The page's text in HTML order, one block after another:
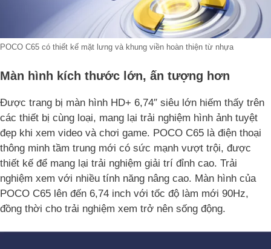
POCO C65 có thiết kế mặt lưng và khung viền hoàn thiện từ nhựa
Màn hình kích thước lớn, ấn tượng hơn
Được trang bị màn hình HD+ 6,74″ siêu lớn hiếm thấy trên
các thiết bị cùng loại, mang lại trải nghiệm hình ảnh tuyệt
đẹp khi xem video và chơi game. POCO C65 là điện thoại
thông minh tầm trung mới có sức mạnh vượt trội, được
thiết kế để mang lại trải nghiệm giải trí đỉnh cao. Trải
nghiệm xem với nhiều tính năng nâng cao. Màn hình của
POCO C65 lên đến 6,74 inch với tốc độ làm mới 90Hz,
đồng thời cho trải nghiệm xem trở nên sống động.